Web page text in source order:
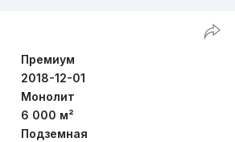
Премиум
2018-12-01
Монолит
6 000 м²
Подземная